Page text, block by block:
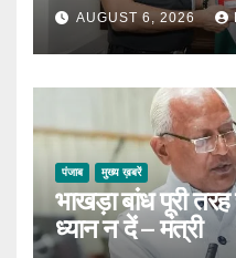
AUGUST 6, 2026
पंजाब मुख्य ख़बरें
भाखड़ा बांध पूरी
ध्यान न दें – मंत्री